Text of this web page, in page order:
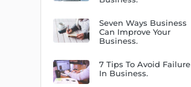
Seven Ways Business
Can Improve Your
Business.
7 Tips To Avoid Failure
In Business.